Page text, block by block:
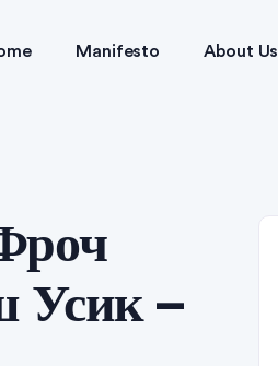
Manifesto About Us
Усик –